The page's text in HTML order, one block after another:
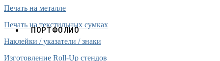
ПОРТФОЛИО
Печать на металле
Печать на текстильных сумках
Наклейки / указатели / знаки
Изготовление Roll-Up стендов